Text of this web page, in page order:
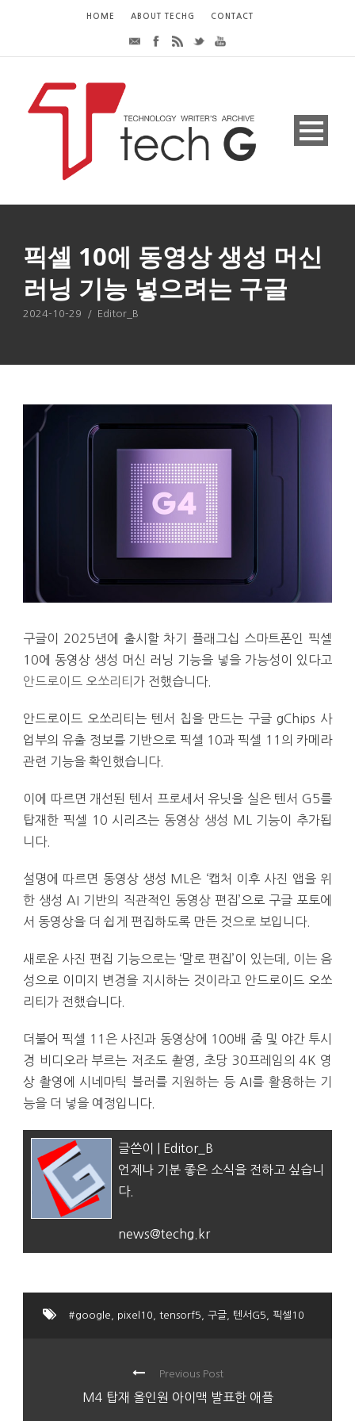
HOME ABOUT TECHG CONTACT
픽셀 10에 동영상 생성 머신
러닝 기능 넣으려는 구글
2024-10-29 / Editor_B
구글이 2025년에 출시할 차기 플래그십 스마트폰인 픽셀
10에 동영상 생성 머신 러닝 기능을 넣을 가능성이 있다고
안드로이드 오쏘리티 가 전했습니다.
안드로이드 오쏘리티는 텐서 칩을 만드는 구글 gChips 사
업부의 유출 정보를 기반으로 픽셀 10과 픽셀 11의 카메라
관련 기능을 확인했습니다.
이에 따르면 개선된 텐서 프로세서 유닛을 실은 텐서 G5를
탑재한 픽셀 10 시리즈는 동영상 생성 ML 기능이 추가됩
니다.
설명에 따르면 동영상 생성 ML은 ‘캡처 이후 사진 앱을 위
한 생성 AI 기반의 직관적인 동영상 편집’으로 구글 포토에
서 동영상을 더 쉽게 편집하도록 만든 것으로 보입니다.
새로운 사진 편집 기능으로는 ‘말로 편집’이 있는데, 이는 음
성으로 이미지 변경을 지시하는 것이라고 안드로이드 오쏘
리티가 전했습니다.
더불어 픽셀 11은 사진과 동영상에 100배 줌 및 야간 투시
경 비디오라 부르는 저조도 촬영, 초당 30프레임의 4K 영
상 촬영에 시네마틱 블러를 지원하는 등 AI를 활용하는 기
능을 더 넣을 예정입니다.
글쓴이 | Editor_B
언제나 기분 좋은 소식을 전하고 싶습니
다.
news@techg.kr
#google pixel10 tensorf5 구글 텐서G5 픽셀10
Previous Post
M4 탑재 올인원 아이맥 발표한 애플